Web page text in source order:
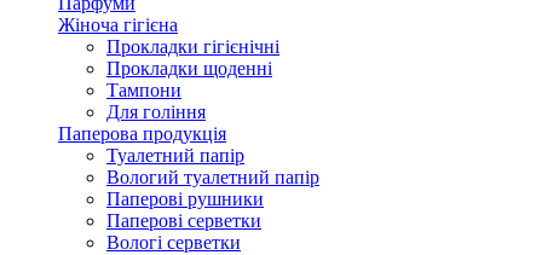
Жіноча гігієна
Прокладки гігієнічні
Прокладки щоденні
Тампони
Для гоління
Паперова продукція
Туалетний папір
Вологий туалетний папір
Паперові рушники
Паперові серветки
Вологі серветки